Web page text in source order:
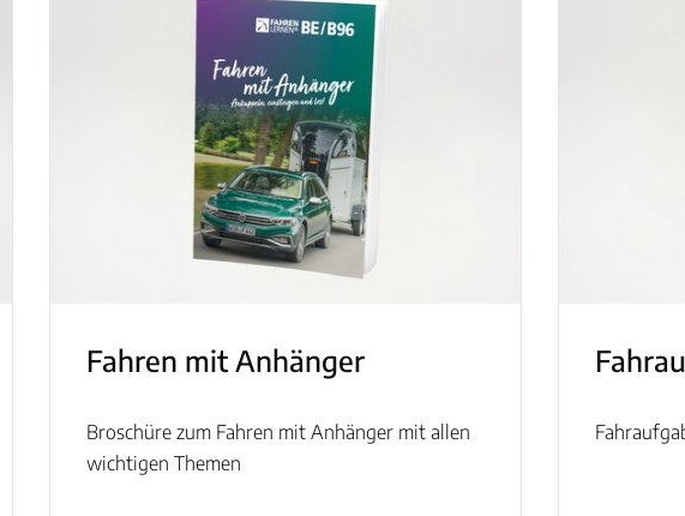
Fahren mit Anhänger
Broschüre zum Fahren mit Anhänger mit allen
wichtigen Themen